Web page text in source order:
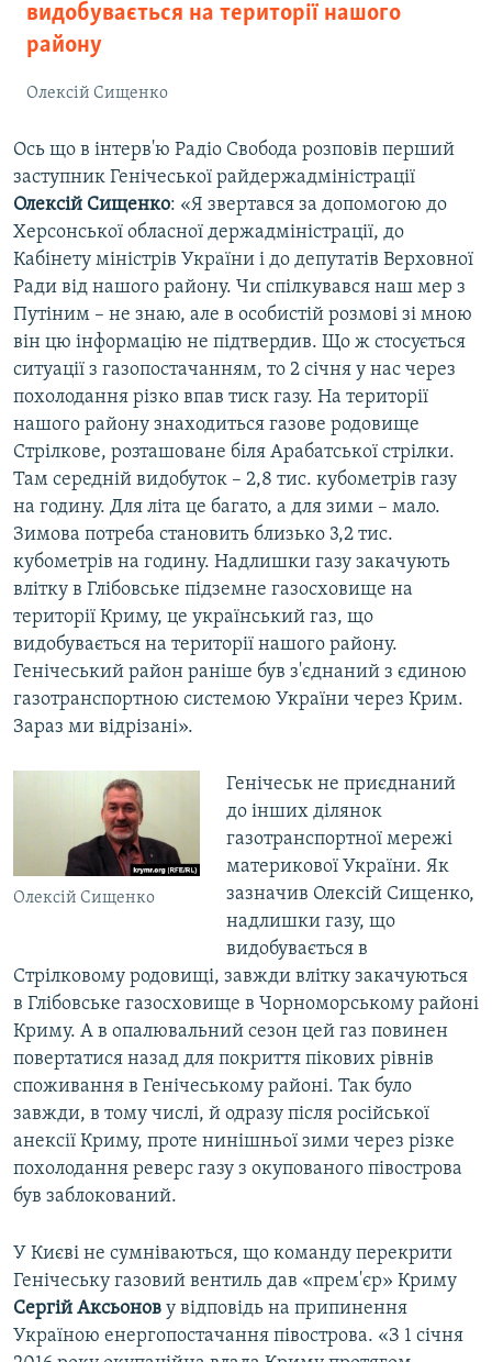
видобувається на території нашого
району
Олексій Сищенко
Ось що в інтерв'ю Радіо Свобода розповів перший
заступник Генічеської райдержадміністрації
Олексій Сищенко: «Я звертався за допомогою до
Херсонської обласної держадміністрації, до
Кабінету міністрів України і до депутатів Верховної
Ради від нашого району. Чи спілкувався наш мер з
Путіним – не знаю, але в особистій розмові зі мною
він цю інформацію не підтвердив. Що ж стосується
ситуації з газопостачанням, то 2 січня у нас через
похолодання різко впав тиск газу. На території
нашого району знаходиться газове родовище
Стрілкове, розташоване біля Арабатської стрілки.
Там середній видобуток – 2,8 тис. кубометрів газу
на годину. Для літа це багато, а для зими – мало.
Зимова потреба становить близько 3,2 тис.
кубометрів на годину. Надлишки газу закачують
влітку в Глібовське підземне газосховище на
території Криму, це український газ, що
видобувається на території нашого району.
Генічеський район раніше був з'єднаний з єдиною
газотранспортною системою України через Крим.
Зараз ми відрізані».
Олексій Сищенко
Генічеськ не приєднаний
до інших ділянок
газотранспортної мережі
материкової України. Як
зазначив Олексій Сищенко,
надлишки газу, що
видобувається в
Стрілковому родовищі, завжди влітку закачуються
в Глібовське газосховище в Чорноморському районі
Криму. А в опалювальний сезон цей газ повинен
повертатися назад для покриття пікових рівнів
споживання в Генічеському районі. Так було
завжди, в тому числі, й одразу після російської
анексії Криму, проте нинішньої зими через різке
похолодання реверс газу з окупованого півострова
був заблокований.
У Києві не сумніваються, що команду перекрити
Генічеську газовий вентиль дав «прем'єр» Криму
Сергій Аксьонов у відповідь на припинення
Україною енергопостачання півострова. «З 1 січня